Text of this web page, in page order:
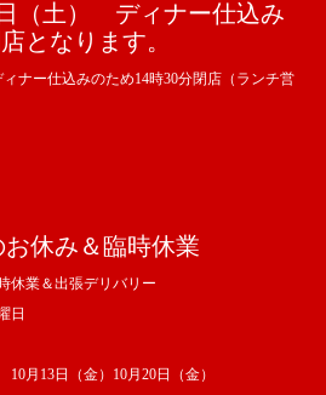
（土） ディナー仕込み
となります。
ー仕込みのため14時30分閉店（ランチ営
休み＆臨時休業
休業＆出張デリバリー
日
月13日（金）10月20日（金）